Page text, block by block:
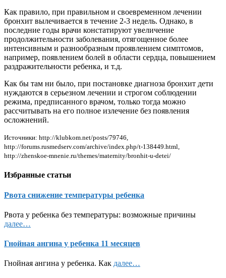
Как правило, при правильном и своевременном лечении
бронхит вылечивается в течение 2-3 недель. Однако, в
последние годы врачи констатируют увеличение
продолжительности заболевания, отягощенное более
интенсивным и разнообразным проявлением симптомов,
например, появлением болей в области сердца, повышением
раздражительности ребенка, и т.д.
Как бы там ни было, при постановке диагноза бронхит дети
нуждаются в серьезном лечении и строгом соблюдении
режима, предписанного врачом, только тогда можно
рассчитывать на его полное излечение без появления
осложнений.
Источники: http://klubkom.net/posts/79746,
http://forums.rusmedserv.com/archive/index.php/t-138449.html,
http://zhenskoe-mnenie.ru/themes/maternity/bronhit-u-detei/
Избранные статьи
Рвота снижение температуры ребенка
Рвота у ребенка без температуры: возможные причины
далее…
Гнойная ангина у ребенка 11 месяцев
Гнойная ангина у ребенка. Как далее…